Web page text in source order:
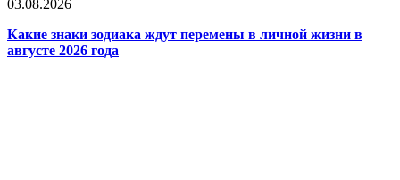
03.08.2026
Какие знаки зодиака ждут перемены в личной жизни в
августе 2026 года